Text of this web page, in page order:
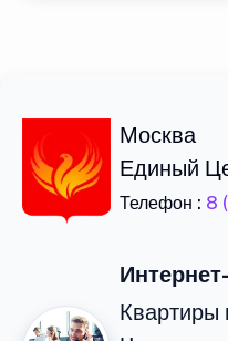
Москва
Единый
Телефон : 8
Квартиры